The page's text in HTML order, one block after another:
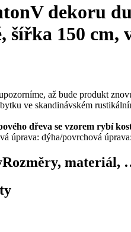
V dekoru
150 cm,
až bude produkt
ve skandinávském
dřeva se vzorem rybí
úprava: dýha/povrchová
Rozměry, materiál,